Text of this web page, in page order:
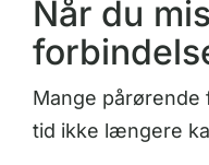
Når du
Mange
tid ikke længere